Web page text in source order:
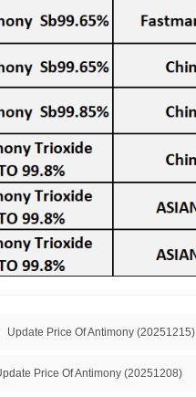
Update Price Of Antimony (20251215)
Price Of Antimony (20251208)